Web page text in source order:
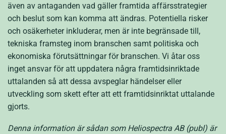
även av antaganden vad gäller framtida affärsstrategier
och beslut som kan komma att ändras. Potentiella risker
och osäkerheter inkluderar, men är inte begränsade till,
tekniska framsteg inom branschen samt politiska och
ekonomiska förutsättningar för branschen. Vi åtar oss
inget ansvar för att uppdatera några framtidsinriktade
uttalanden så att dessa avspeglar händelser eller
utveckling som skett efter att ett framtidsinriktat uttalande
gjorts.
Denna information är sådan som Heliospectra AB (publ) är